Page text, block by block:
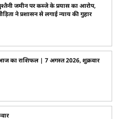
जमीन पर कब्जे के प्रयास का आरोप,
ने प्रशासन से लगाई न्याय की गुहार
का राशिफल | 7 अगस्त 2026, शुक्रवार